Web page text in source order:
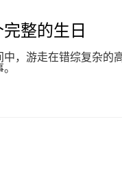
整的生日
，游走在错综复杂